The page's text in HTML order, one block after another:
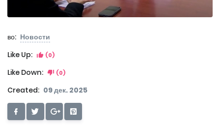
во: Новости
Like Up:
(0)
Like Down: (0)
Created: 09 дек. 2025